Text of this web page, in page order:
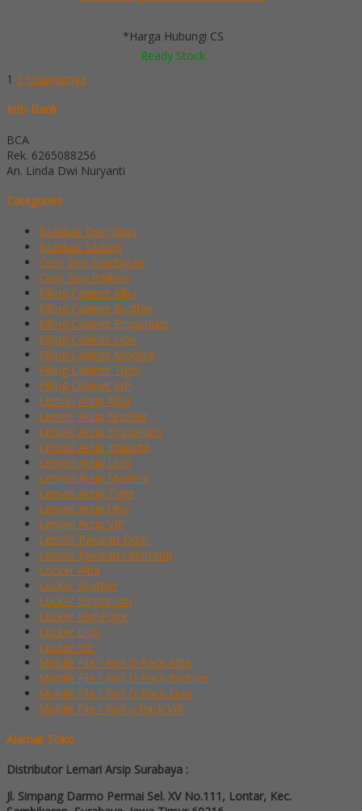
*Harga Hubungi CS
Ready Stock
1 2 Selanjutnya
Info Bank
BCA
Rek. 6265088256
An. Linda Dwi Nuryanti
Categories
Brankas Daichiban
Brankas Ichiban
Cash Box Daichiban
Cash Box Ichiban
Filling Cabinet Alba
Filling Cabinet Brother
Filling Cabinet Emporium
Filling Cabinet Lion
Filling Cabinet Modera
Filling Cabinet Tiger
Filling Cabinet VIP
Lemari Arsip Alba
Lemari Arsip Brother
Lemari Arsip Emporium
Lemari Arsip Importa
Lemari Arsip Lion
Lemari Arsip Modera
Lemari Arsip Tiger
Lemari Arsip Uno
Lemari Arsip VIP
Lemari Pakaian Expo
Lemari Pakaian Orbitrend
Locker Alba
Locker Brother
Locker Emporium
Locker HighPoint
Locker Lion
Locker VIP
Mobile File / Roll O Pack Alba
Mobile File / Roll O Pack Brother
Mobile File / Roll O Pack Lion
Mobile File / Roll o Pack VIP
Alamat Toko
Distributor Lemari Arsip Surabaya :
Jl. Simpang Darmo Permai Sel. XV No.111, Lontar, Kec.